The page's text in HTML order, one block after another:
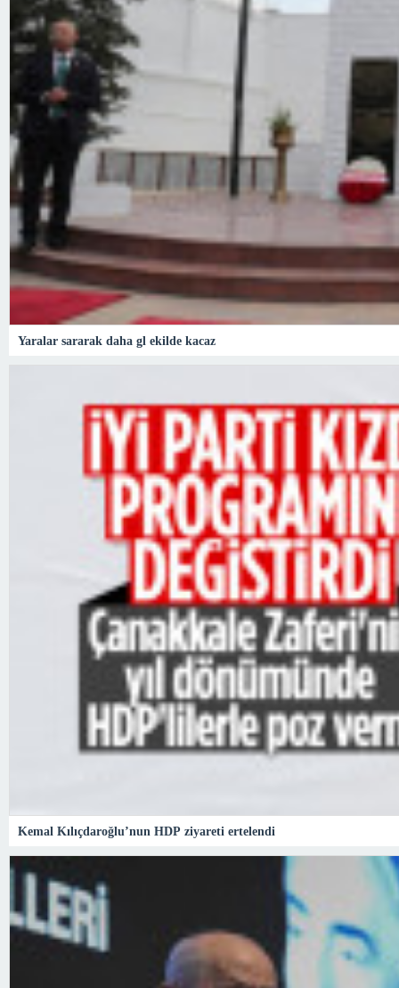
Yaralar sararak daha gl ekilde kacaz
Kemal Kılıçdaroğlu’nun HDP ziyareti ertelendi